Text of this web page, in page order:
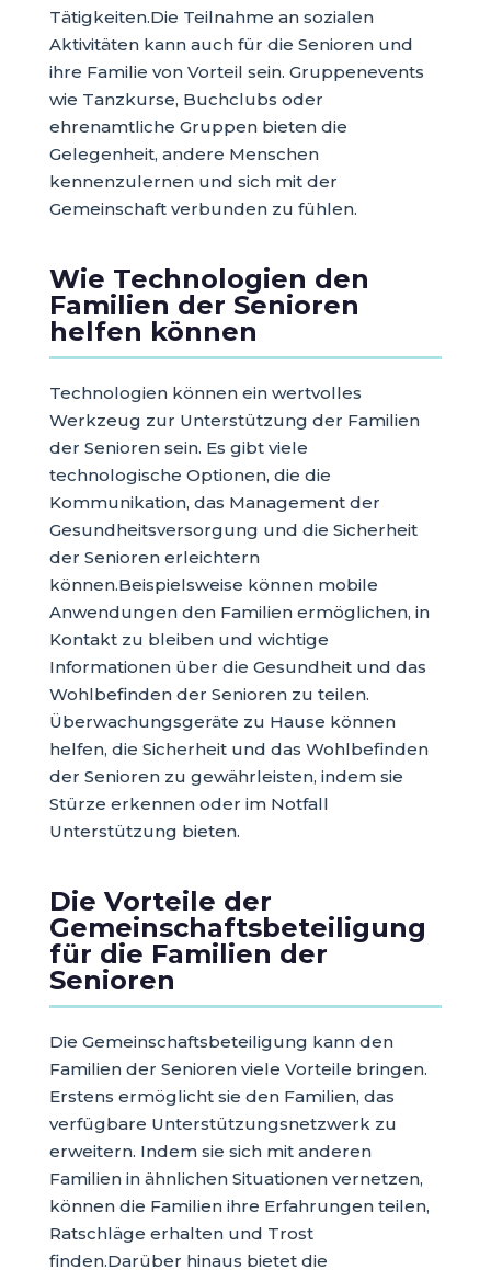
Tätigkeiten.Die Teilnahme an sozialen
Aktivitäten kann auch für die Senioren und
ihre Familie von Vorteil sein. Gruppenevents
wie Tanzkurse, Buchclubs oder
ehrenamtliche Gruppen bieten die
Gelegenheit, andere Menschen
kennenzulernen und sich mit der
Gemeinschaft verbunden zu fühlen.
Wie Technologien den
Familien der Senioren
helfen können
Technologien können ein wertvolles
Werkzeug zur Unterstützung der Familien
der Senioren sein. Es gibt viele
technologische Optionen, die die
Kommunikation, das Management der
Gesundheitsversorgung und die Sicherheit
der Senioren erleichtern
können.Beispielsweise können mobile
Anwendungen den Familien ermöglichen, in
Kontakt zu bleiben und wichtige
Informationen über die Gesundheit und das
Wohlbefinden der Senioren zu teilen.
Überwachungsgeräte zu Hause können
helfen, die Sicherheit und das Wohlbefinden
der Senioren zu gewährleisten, indem sie
Stürze erkennen oder im Notfall
Unterstützung bieten.
Die Vorteile der
Gemeinschaftsbeteiligung
für die Familien der
Senioren
Die Gemeinschaftsbeteiligung kann den
Familien der Senioren viele Vorteile bringen.
Erstens ermöglicht sie den Familien, das
verfügbare Unterstützungsnetzwerk zu
erweitern. Indem sie sich mit anderen
Familien in ähnlichen Situationen vernetzen,
können die Familien ihre Erfahrungen teilen,
Ratschläge erhalten und Trost
finden.Darüber hinaus bietet die